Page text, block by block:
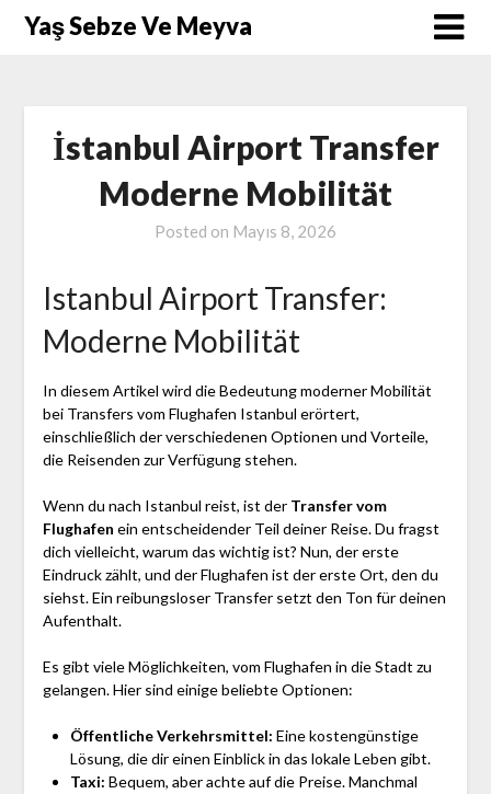
SkipYaş Sebze Ve Meyva
İstanbul Airport Transfer
Moderne Mobilität
Posted on Mayıs 8, 2026
Istanbul Airport Transfer:
Moderne Mobilität
In diesem Artikel wird die Bedeutung moderner Mobilität
bei Transfers vom Flughafen Istanbul erörtert,
einschließlich der verschiedenen Optionen und Vorteile,
die Reisenden zur Verfügung stehen.
Wenn du nach Istanbul reist, ist der Transfer vom
Flughafen ein entscheidender Teil deiner Reise. Du fragst
dich vielleicht, warum das wichtig ist? Nun, der erste
Eindruck zählt, und der Flughafen ist der erste Ort, den du
siehst. Ein reibungsloser Transfer setzt den Ton für deinen
Aufenthalt.
Es gibt viele Möglichkeiten, vom Flughafen in die Stadt zu
gelangen. Hier sind einige beliebte Optionen:
Öffentliche Verkehrsmittel: Eine kostengünstige
Lösung, die dir einen Einblick in das lokale Leben gibt.
Taxi: Bequem, aber achte auf die Preise. Manchmal